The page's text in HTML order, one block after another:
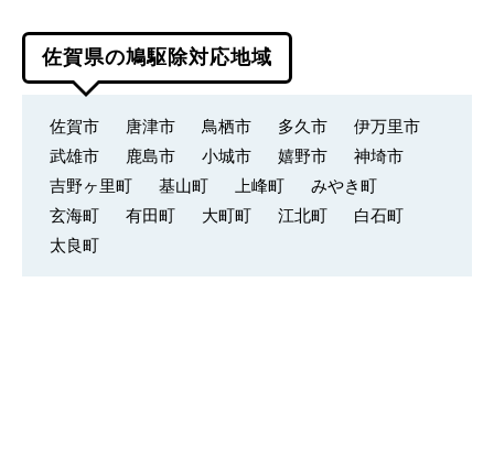
佐賀県の鳩駆除対応地域
佐賀市 唐津市 鳥栖市 多久市
伊万里市
武雄市
鹿島市 小城市 嬉野市
神埼市
吉野ヶ里町
基山町 上峰町
みやき町
玄海町
有田町 大町町 江北町
白石町
太良町